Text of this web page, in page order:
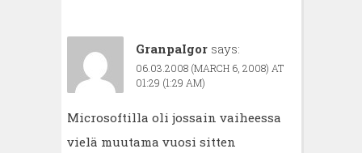
GranpaIgor says:
06.03.2008 (MARCH 6, 2008) AT
01:29 (1:29 AM)
Microsoftilla oli jossain vaiheessa
vielä muutama vuosi sitten